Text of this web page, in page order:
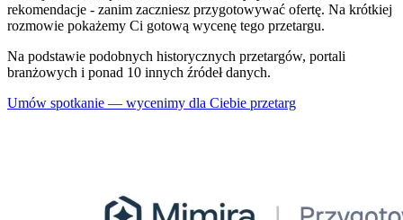
rekomendacje - zanim zaczniesz przygotowywać ofertę. Na krótkiej
rozmowie pokażemy Ci gotową wycenę tego przetargu.
Na podstawie podobnych historycznych przetargów, portali
branżowych i ponad 10 innych źródeł danych.
Umów spotkanie — wycenimy dla Ciebie przetarg